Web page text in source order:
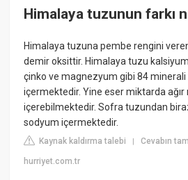
Himalaya tuzunun farkı
Himalaya tuzuna pembe rengini
demir oksittir. Himalaya tuzu
çinko ve magnezyum gibi 84
içermektedir. Yine eser miktarda
içerebilmektedir. Sofra tuzundan
sodyum içermektedir.
Kaynak kaldırma talebi |Cevabın
hurriyet.com.tr